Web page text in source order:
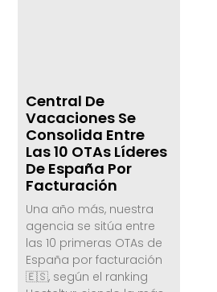
Central De
Vacaciones Se
Consolida Entre
Las 10 OTAs Líderes
De España Por
Facturación
Una año más, nuestra
agencia se sitúa entre
las 10 primeras OTAs de
España por facturación
🇪🇸, según el ranking